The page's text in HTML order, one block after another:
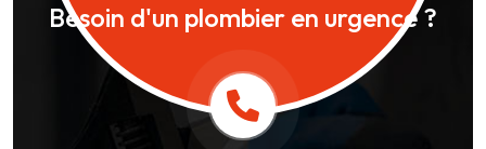
Besoin d'un plombier en urgence ?